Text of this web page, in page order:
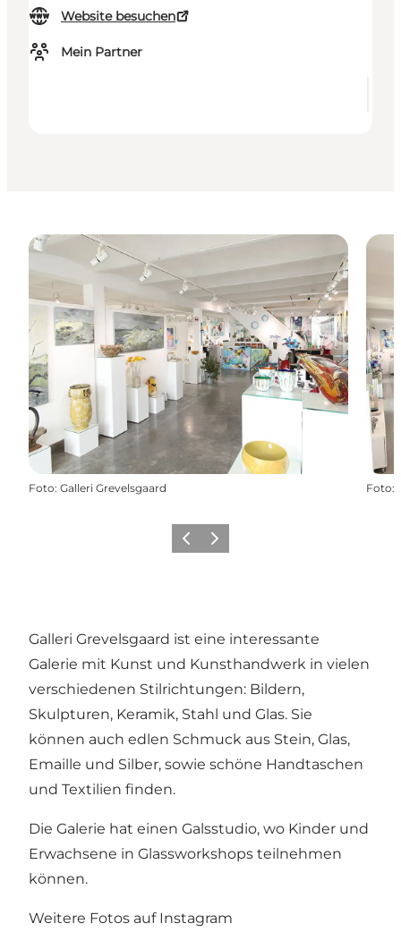
Website besuchen
Mein Partner
Foto: Galleri Grevelsgaard Foto:
ZurückWeiter
Galleri Grevelsgaard ist eine interessante
Galerie mit Kunst und Kunsthandwerk in vielen
verschiedenen Stilrichtungen: Bildern,
Skulpturen, Keramik, Stahl und Glas. Sie
können auch edlen Schmuck aus Stein, Glas,
Emaille und Silber, sowie schöne Handtaschen
und Textilien finden.
Die Galerie hat einen Galsstudio, wo Kinder und
Erwachsene in Glassworkshops teilnehmen
können.
Weitere Fotos auf Instagram